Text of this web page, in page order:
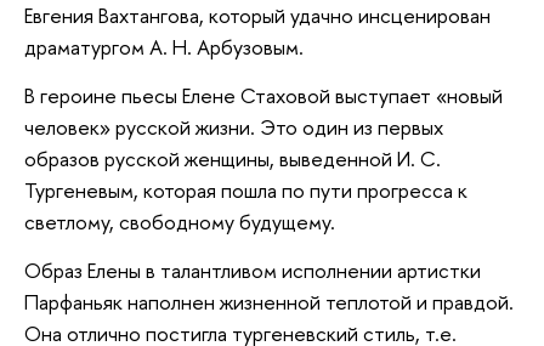
Евгения Вахтангова, который удачно инсценирован
драматургом А. Н. Арбузовым.
В героине пьесы Елене Стаховой выступает «новый
человек» русской жизни. Это один из первых
образов русской женщины, выведенной И. С.
Тургеневым, которая пошла по пути прогресса к
светлому, свободному будущему.
Образ Елены в талантливом исполнении артистки
Парфаньяк наполнен жизненной теплотой и правдой.
Она отлично постигла тургеневский стиль, т.е.